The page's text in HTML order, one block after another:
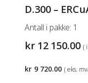
D.300 –
kr 12 150.00 (
Antall i pakke: 1
kr 9 720.00 ( eks.